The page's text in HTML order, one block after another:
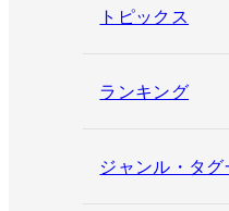
トピックス
ランキング
ジャンル・タグ